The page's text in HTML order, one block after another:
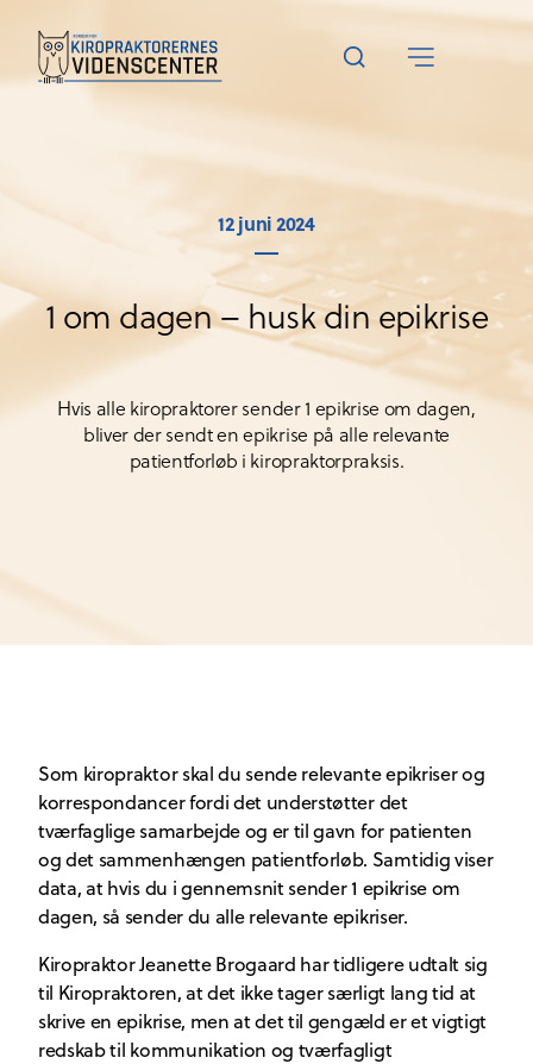
12 juni 2024
1 om dagen – husk din epikrise
Hvis alle kiropraktorer sender 1 epikrise om dagen,
bliver der sendt en epikrise på alle relevante
patientforløb i kiropraktorpraksis.
Som kiropraktor skal du sende relevante epikriser og
korrespondancer fordi det understøtter det
tværfaglige samarbejde og er til gavn for patienten
og det sammenhængen patientforløb. Samtidig viser
data, at hvis du i gennemsnit sender 1 epikrise om
dagen, så sender du alle relevante epikriser.
Kiropraktor Jeanette Brogaard har tidligere udtalt sig
til Kiropraktoren, at det ikke tager særligt lang tid at
skrive en epikrise, men at det til gengæld er et vigtigt
redskab til kommunikation og tværfagligt